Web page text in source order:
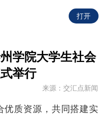
打开
学院大学生社会
举行
来源：交汇点新闻
优质资源，共同搭建实